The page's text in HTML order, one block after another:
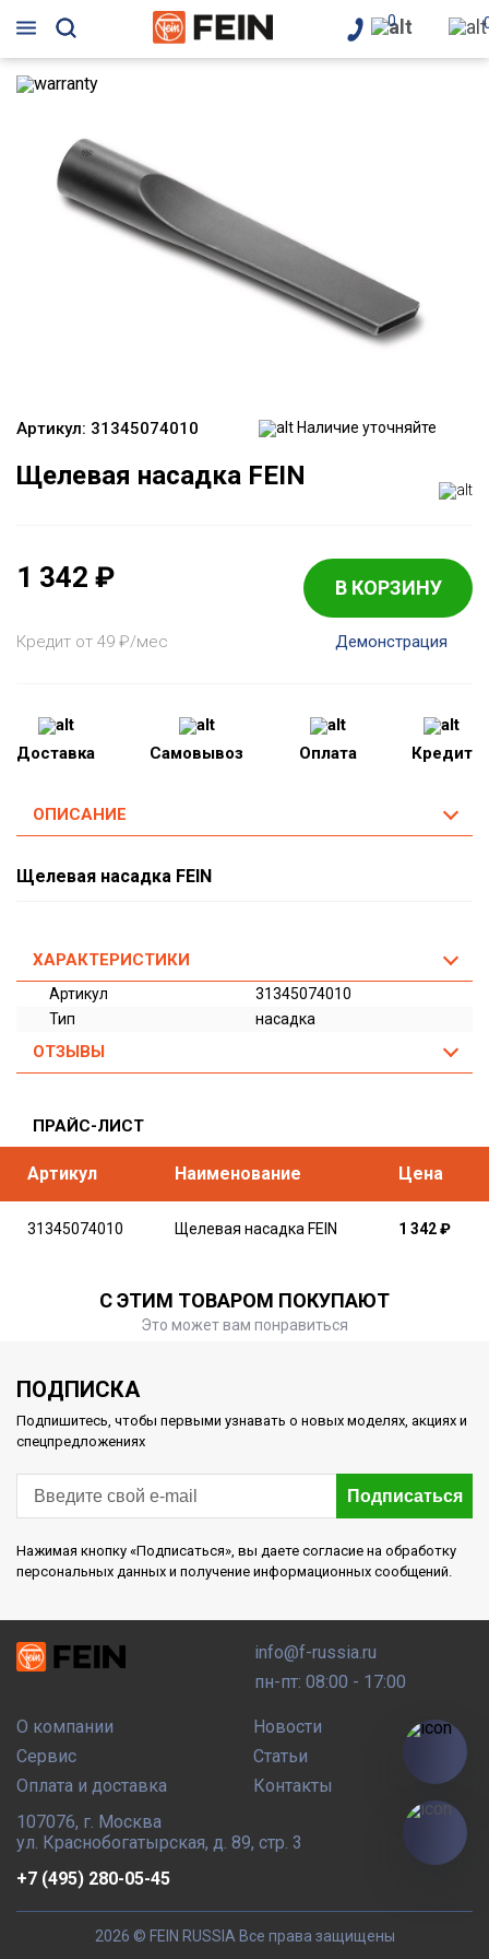
0
Артикул: 31345074010 Наличие уточняйте
Щелевая насадка FEIN
1 342 ₽ В КОРЗИНУ
Кредит от 49 ₽/мес Демонстрация
Доставка Самовывоз Оплата Кредит
ОПИСАНИЕ
Щелевая насадка FEIN
ХАРАКТЕРИСТИКИ
Артикул
31345074010
Тип
насадка
ОТЗЫВЫ
ПРАЙС-ЛИСТ
Артикул Наименование Цена
31345074010 Щелевая насадка FEIN 1 342₽
С ЭТИМ ТОВАРОМ ПОКУПАЮТ
Это может вам понравиться
ПОДПИСКА
Подпишитесь, чтобы первыми узнавать о новых моделях, акциях и
спецпредложениях
Подписаться
Нажимая кнопку «Подписаться», вы даете согласие на обработку
персональных данных и получение информационных сообщений.
О компании
Сервис
Оплата и доставка
Новости
Статьи
Контакты
info@f-russia.ru
пн-пт: 08:00 - 17:00
107076, г. Москва
ул. Краснобогатырская, д. 89, стр. 3
+7 (495) 280-05-45
2026 © FEIN RUSSIA Все права защищены